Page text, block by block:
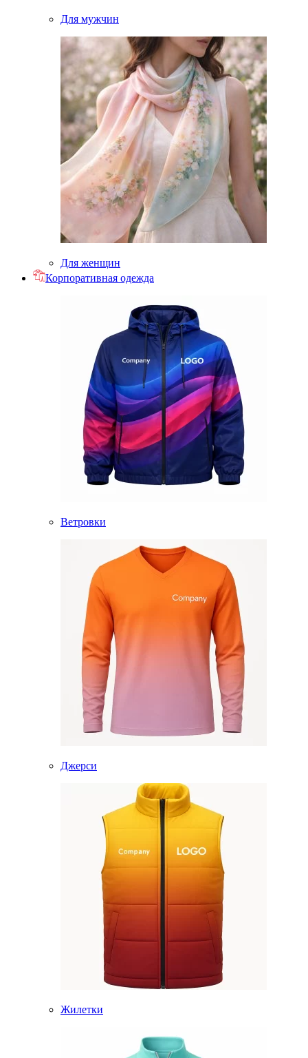
Для мужчин
Для женщин
Корпоративная одежда
Ветровки
Джерси
Жилетки